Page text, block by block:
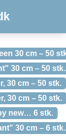
30 cm – 50
30 cm – 50 stk.
30 cm – 50 stk.
30 cm – 50 stk.
new… 6 stk.
30 cm – 6 stk.